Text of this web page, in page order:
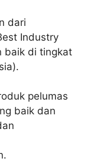
dari
Industry
baik di tingkat
pelumas
baik dan